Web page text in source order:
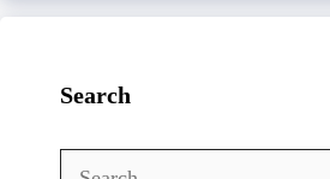
Search
Search